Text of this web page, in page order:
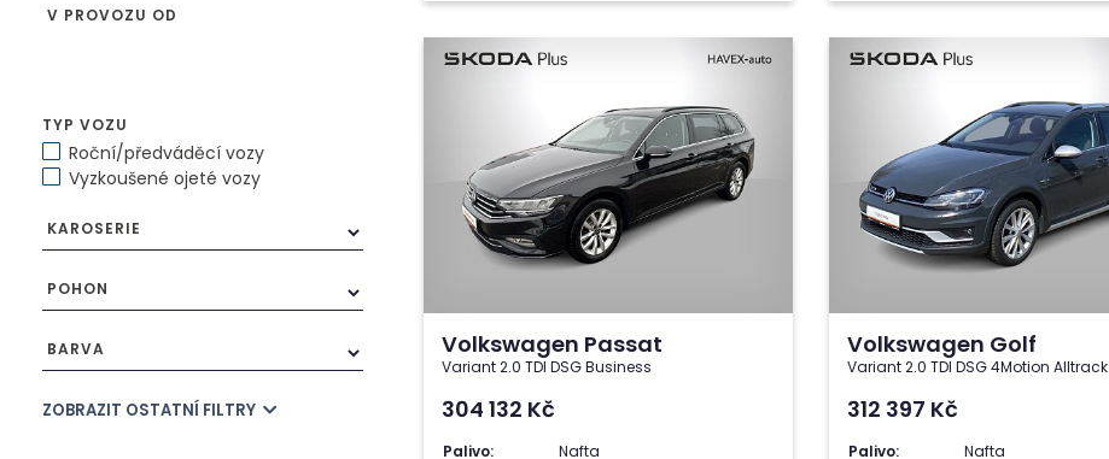
V PROVOZU OD
TYP VOZU
Roční/předváděcí vozy
Vyzkoušené ojeté vozy
KAROSERIE
POHON
BARVA
ZOBRAZIT OSTATNÍ FILTRY
Volkswagen Passat
Variant 2.0 TDI DSG Business
304 132 Kč
Palivo:
Nafta
Volkswagen Golf
Variant 2.0 TDI DSG 4Motion Alltrack
312 397 Kč
Palivo:
Nafta